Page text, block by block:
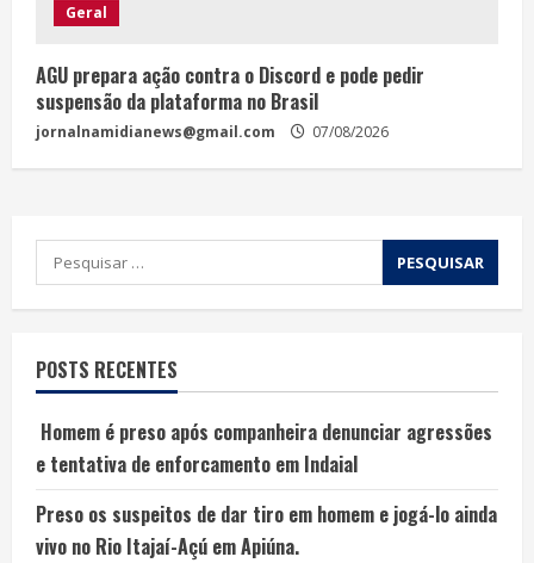
Geral
AGU prepara ação contra o Discord e pode pedir
suspensão da plataforma no Brasil
jornalnamidianews@gmail.com 07/08/2026
POSTS RECENTES
Homem é preso após companheira denunciar agressões
e tentativa de enforcamento em Indaial
Preso os suspeitos de dar tiro em homem e jogá-lo ainda
vivo no Rio Itajaí-Açú em Apiúna.